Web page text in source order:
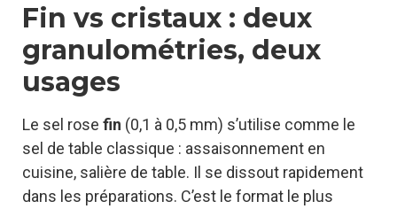
Fin vs cristaux : deux
granulométries, deux
usages
Le sel rose fin (0,1 à 0,5 mm) s’utilise comme le
sel de table classique : assaisonnement en
cuisine, salière de table. Il se dissout rapidement
dans les préparations. C’est le format le plus